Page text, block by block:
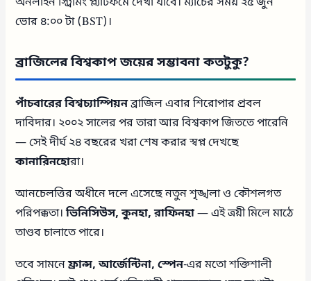
ভোর ৪:০০ টা (BST)।
ব্রাজিলের বিশ্বকাপ জয়ের সম্ভাবনা কতটুকু?
পাঁচবারের বিশ্বচ্যাম্পিয়নব্রাজিল এবার শিরোপার প্রবল
দাবিদার। ২০০২ সালের পর তারা আর বিশ্বকাপ জিততে পারেনি
— সেই দীর্ঘ ২৪ বছরের খরা শেষ করার স্বপ্ন দেখছে
কানারিনহোরা।
আনচেলত্তির অধীনে দলে এসেছে নতুন শৃঙ্খলা ও কৌশলগত
পরিপক্কতা।ভিনিসিউস, কুনহা, রাফিনহা— এই ত্রয়ী মিলে মাঠে
তাণ্ডব চালাতে পারে।
তবে সামনেফ্রান্স, আর্জেন্টিনা, স্পেন-এর মতো শক্তিশালী